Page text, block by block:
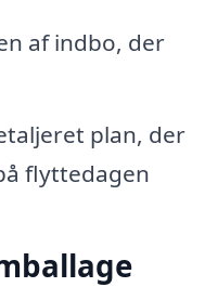
af indbo, der
plan, der
flyttedagen